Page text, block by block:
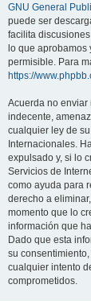
GNU General
puede ser
facilita
lo que
permisible. Para
https://
Acuerda no enviar
indecente,
cualquier ley de
Internacionales.
expulsado y, si lo
Servicios de
como ayuda para
derecho a
momento que lo
información que
Dado que esta
su
cualquier intento
comprometidos.